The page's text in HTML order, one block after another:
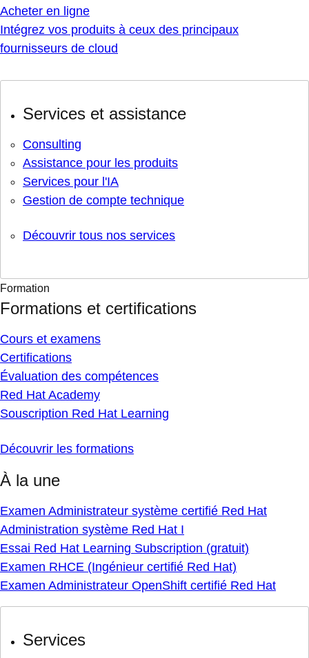
Acheter en ligne
Intégrez vos produits à ceux des principaux
fournisseurs de cloud
Services et assistance
Consulting
Assistance pour les produits
Services pour l'IA
Gestion de compte technique
Découvrir tous nos services
Formation
Formations et certifications
Cours et examens
Certifications
Évaluation des compétences
Red Hat Academy
Souscription Red Hat Learning
Découvrir les formations
À la une
Examen Administrateur système certifié Red Hat
Administration système Red Hat I
Essai Red Hat Learning Subscription (gratuit)
Examen RHCE (Ingénieur certifié Red Hat)
Examen Administrateur OpenShift certifié Red Hat
Services